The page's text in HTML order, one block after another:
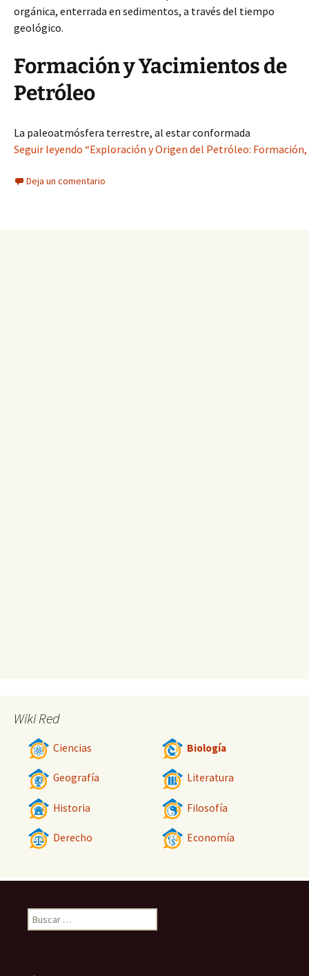
orgánica, enterrada en sedimentos, a través del tiempo
geológico.
Formación y Yacimientos de
Petróleo
La paleoatmósfera terrestre, al estar conformada
Seguir leyendo “Exploración y Origen del Petróleo:
Deja un comentario
Wiki Red
Ciencias Biología
Geografía Literatura
Historia Filosofía
Derecho Economía
Buscar: